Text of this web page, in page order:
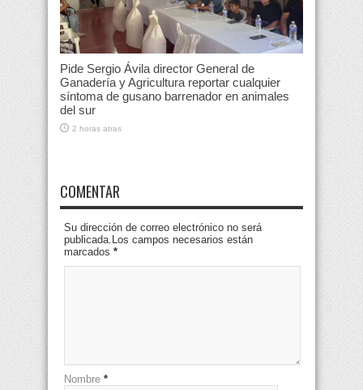
Pide Sergio Ávila director General de
Ganadería y Agricultura reportar cualquier
síntoma de gusano barrenador en animales
del sur
2 horas atras
COMENTAR
Su dirección de correo electrónico no será
publicada.Los campos necesarios están
marcados *
Nombre *